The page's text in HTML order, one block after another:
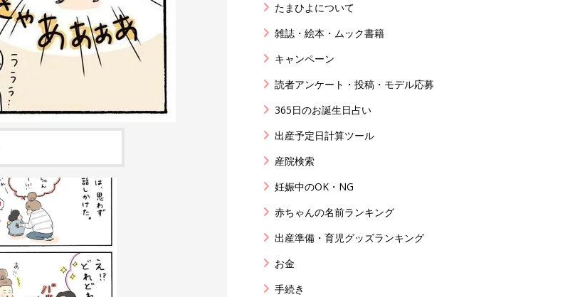
たまひよについて
雑誌・絵本・ムック書籍
キャンペーン
読者アンケート・投稿・モデル応募
365日のお誕生日占い
出産予定日計算ツール
産院検索
妊娠中のOK・NG
赤ちゃんの名前ランキング
出産準備・育児グッズランキング
お金
手続き